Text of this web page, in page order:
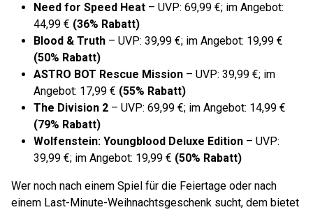
Need for Speed Heat – UVP: 69,99 €; im Angebot:
44,99 € (36% Rabatt)
Blood & Truth – UVP: 39,99 €; im Angebot: 19,99 €
(50% Rabatt)
ASTRO BOT Rescue Mission – UVP: 39,99 €; im
Angebot: 17,99 € (55% Rabatt)
The Division 2 – UVP: 69,99 €; im Angebot: 14,99 €
(79% Rabatt)
Wolfenstein: Youngblood Deluxe Edition – UVP:
39,99 €; im Angebot: 19,99 € (50% Rabatt)
Wer noch nach einem Spiel für die Feiertage oder nach
einem Last-Minute-Weihnachtsgeschenk sucht, dem bietet